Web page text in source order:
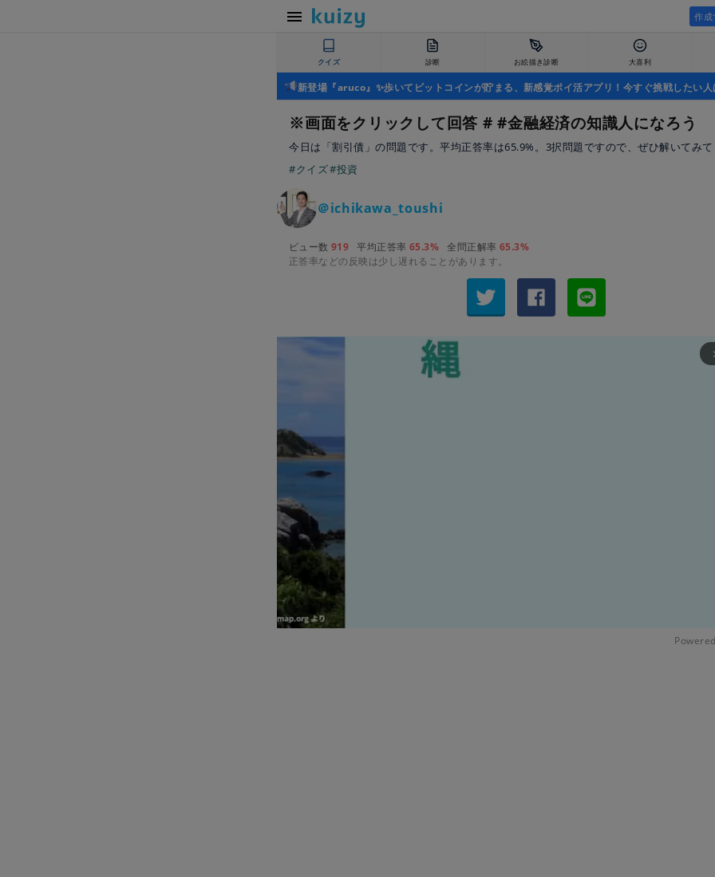
作成
クイズ 診断 お絵描き診断 大喜利
新登場『aruco』✨歩いてビットコインが貯まる、新感覚ポイ活アプリ！今すぐ挑戦したい人
※画面をクリックして回答 # #金融経済の知識人になろう
今日は「割引債」の問題です。平均正答率は65.9%。3択問題ですので、ぜひ解いてみて
#クイズ#投資
＠ichikawa_toushi
ビュー数 919 平均正答率 65.3% 全問正解率 65.3%
正答率などの反映は少し遅れることがあります。